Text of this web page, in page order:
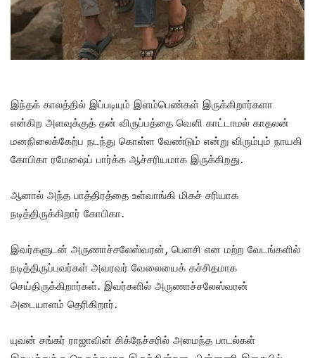
இந்தக் காலத்தில் இப்படியும் இளம்பெண்கள் இருக்கிறார்களா
என்கிற அளவுக்குத் தன் விருப்பத்தை வெளி காட்டாமல் காதலன்
மனநிலைக்கேற்ப நடந்து கொள்ள வேண்டும் என்று விரும்பும் நாயகி
கோபிகா ரமேஷைப் பார்க்க ஆச்சரியமாக இருக்கிறது.
ஆனால் அந்த பாத்திரத்தை உள்வாங்கி மிகச் சரியாக
நடித்திருக்கிறார் கோபிகா.
இவர்களுடன் அருணாச்சலேஸ்வரன், பெளசி என மற்ற வேடங்களில்
நடித்திருப்பவர்கள் அவரவர் வேலையைக் கச்சிதமாக
செய்திருக்கிறார்கள். இவர்களில் அருணாச்சலேஸ்வரன்
அடையாளம் தெரிகிறார்.
யுவன் சங்கர் ராஜாவின் சிக்நேச்சரில் அமைந்த பாடல்கள்